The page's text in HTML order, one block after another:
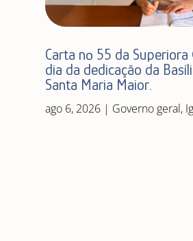
Carta nº 55 da Superiora
dia da dedicação da
Santa Maria Maior.
ago 6, 2026| Governo geral,